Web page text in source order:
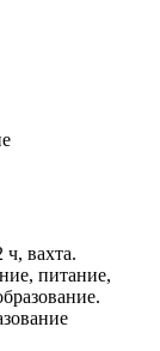
вахта.
питание,